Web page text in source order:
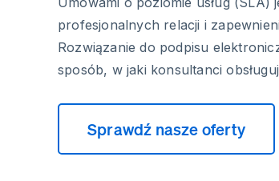
profesjonalnych relacji i
Rozwiązanie do podpisu
sposób, w jaki konsultanci
Sprawdź nasze oferty